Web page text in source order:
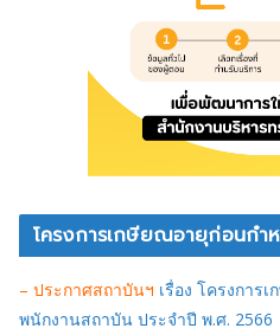
โครงการเกษียณอายุก่อนกำ
– ประกาศสถาบันฯ เรื่อง โครงการ
พนักงานสถาบัน ประจำปี พ.ศ. 2566